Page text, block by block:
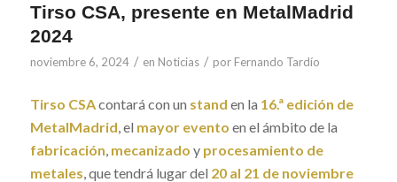
Tirso CSA, presente en MetalMadrid
2024
noviembre 6, 2024 / en Noticias / por Fernando Tardío
Tirso CSAcontará con un stand en la 16.ª edición de
MetalMadrid , el mayor evento en el ámbito de la
fabricación mecanizado y procesamiento de
metales , que tendrá lugar del 20 al 21 de noviembre